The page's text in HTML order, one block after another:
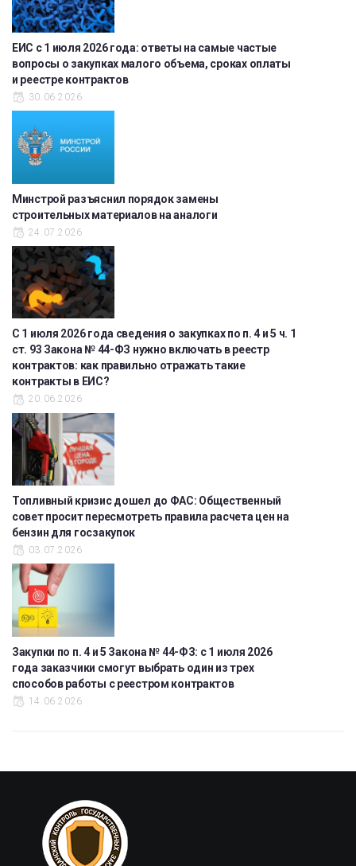
ЕИС с 1 июля 2026 года: ответы на самые частые
вопросы о закупках малого объема, сроках оплаты
и реестре контрактов
30.06.2026
Минстрой разъяснил порядок замены
строительных материалов на аналоги
24.07.2026
С 1 июля 2026 года сведения о закупках по п. 4 и 5 ч. 1
ст. 93 Закона № 44-ФЗ нужно включать в реестр
контрактов: как правильно отражать такие
контракты в ЕИС?
20.06.2026
Топливный кризис дошел до ФАС: Общественный
совет просит пересмотреть правила расчета цен на
бензин для госзакупок
03.07.2026
Закупки по п. 4 и 5 Закона № 44-ФЗ: с 1 июля 2026
года заказчики смогут выбрать один из трех
способов работы с реестром контрактов
14.06.2026